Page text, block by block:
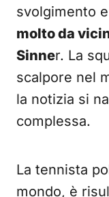
svolgimento
molto da
Sinner. La
scalpore nel
la notizia si
complessa.
La tennista
mondo, è